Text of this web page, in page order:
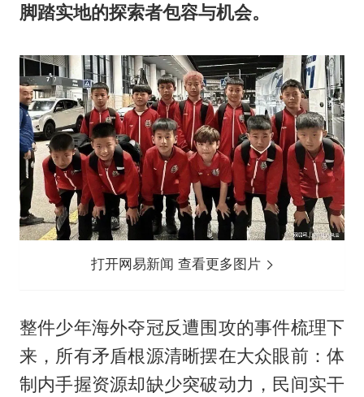
脚踏实地的探索者包容与机会。
打开网易新闻 查看更多图片
整件少年海外夺冠反遭围攻的事件梳理下
来，所有矛盾根源清晰摆在大众眼前：体
制内手握资源却缺少突破动力，民间实干